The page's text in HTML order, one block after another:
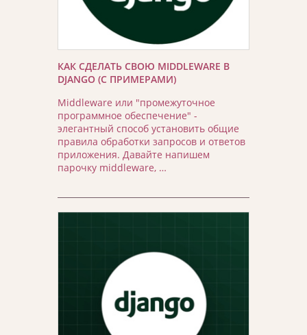
КАК СДЕЛАТЬ СВОЮ MIDDLEWARE В
DJANGO (С ПРИМЕРАМИ)
Middleware или "промежуточное
программное обеспечение" -
элегантный способ установить общие
правила обработки запросов и ответов
приложения. Давайте напишем
парочку middleware, …